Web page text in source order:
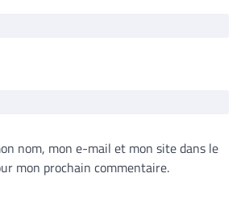
nom, mon e-mail et mon site dans le
mon prochain commentaire.